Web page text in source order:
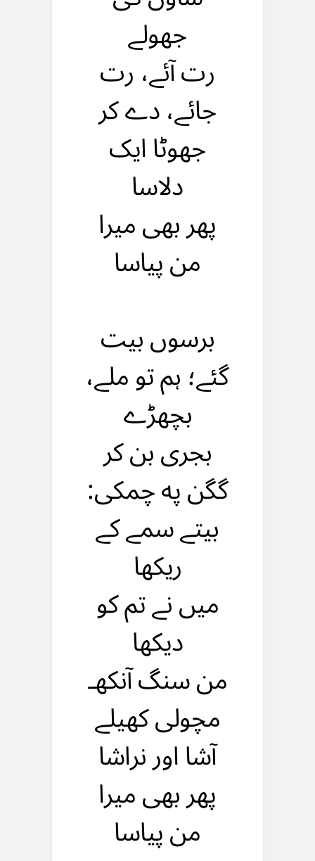
جهولے
رت آئے، رت
جائے، دے کر
جهوٹا ایک
دلاسا
پهر بهی میرا
من پیاسا
برسوں بیت
گئے؛ ہم تو ملے،
بچهڑے
بجری بن کر
گگن په چمکی:
بیتے سمے کے
ریکها
میں نے تم کو
دیکها
من سنگ آنکهـ
مچولی کهیلے
آشا اور نراشا
پهر بهی میرا
من پیاسا